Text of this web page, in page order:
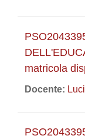
matricola
Docente: